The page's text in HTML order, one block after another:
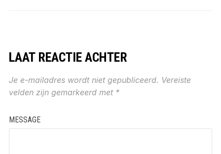
LAAT REACTIE ACHTER
Je e-mailadres wordt niet gepubliceerd. Vereiste
velden zijn gemarkeerd met *
MESSAGE